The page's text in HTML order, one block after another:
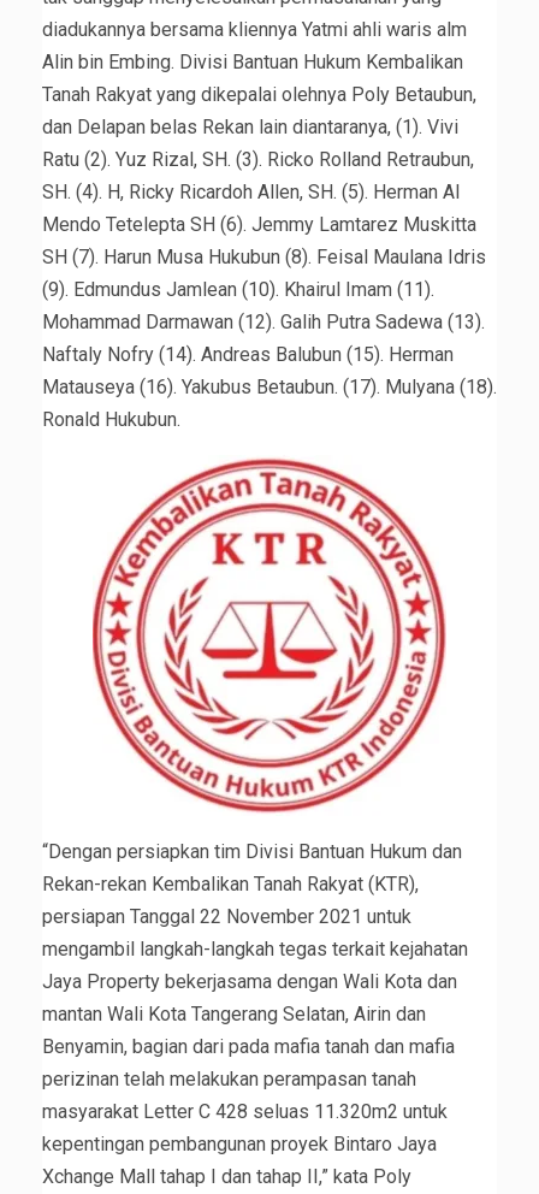
diadukannya bersama kliennya Yatmi ahli waris alm
Alin bin Embing. Divisi Bantuan Hukum Kembalikan
Tanah Rakyat yang dikepalai olehnya Poly Betaubun,
dan Delapan belas Rekan lain diantaranya, (1). Vivi
Ratu (2). Yuz Rizal, SH. (3). Ricko Rolland Retraubun,
SH. (4). H, Ricky Ricardoh Allen, SH. (5). Herman Al
Mendo Tetelepta SH (6). Jemmy Lamtarez Muskitta
SH (7). Harun Musa Hukubun (8). Feisal Maulana Idris
(9). Edmundus Jamlean (10). Khairul Imam (11).
Mohammad Darmawan (12). Galih Putra Sadewa (13).
Naftaly Nofry (14). Andreas Balubun (15). Herman
Matauseya (16). Yakubus Betaubun. (17). Mulyana (18).
Ronald Hukubun.
“Dengan persiapkan tim Divisi Bantuan Hukum dan
Rekan-rekan Kembalikan Tanah Rakyat (KTR),
persiapan Tanggal 22 November 2021 untuk
mengambil langkah-langkah tegas terkait kejahatan
Jaya Property bekerjasama dengan Wali Kota dan
mantan Wali Kota Tangerang Selatan, Airin dan
Benyamin, bagian dari pada mafia tanah dan mafia
perizinan telah melakukan perampasan tanah
masyarakat Letter C 428 seluas 11.320m2 untuk
kepentingan pembangunan proyek Bintaro Jaya
Xchange Mall tahap I dan tahap II,” kata Poly